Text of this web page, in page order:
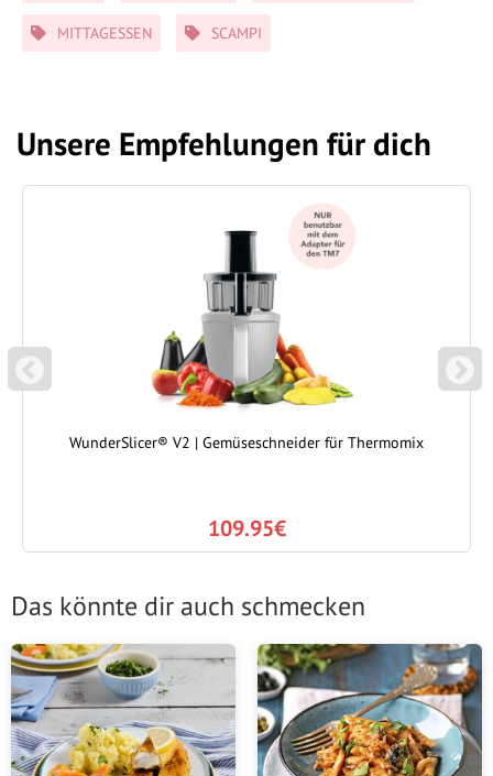
MITTAGESSEN SCAMPI
Unsere Empfehlungen für dich
P
REVIOUS
WunderSlicer® V2 | Gemüseschneider für Thermomix
109.95€
N
EXT
Das könnte dir auch schmecken